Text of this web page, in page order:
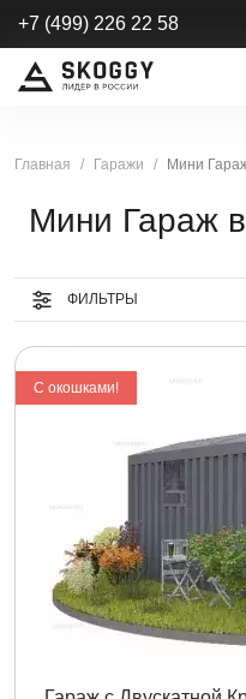
+7 (499) 226 22 58
Главная Гаражи Мини
Мини Гараж
ФИЛЬТРЫ
С окошками!